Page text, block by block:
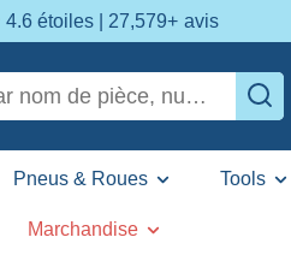
4.6 étoiles | 27,579+ avis
Pneus & Roues Tools
Marchandise